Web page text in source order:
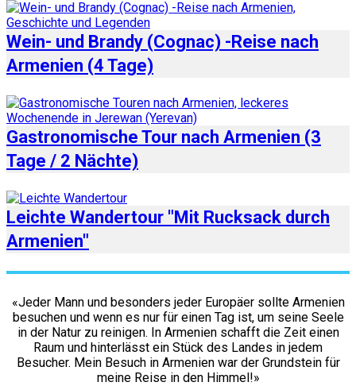
Wein- und Brandy (Cognac) -Reise nach
Armenien (4 Tage)
Gastronomische Tour nach Armenien (3
Tage / 2 Nächte)
Leichte Wandertour "Mit Rucksack durch
Armenien"
«Jeder Mann und besonders jeder Europäer sollte Armenien
besuchen und wenn es nur für einen Tag ist, um seine Seele
in der Natur zu reinigen. In Armenien schafft die Zeit einen
Raum und hinterlässt ein Stück des Landes in jedem
Besucher. Mein Besuch in Armenien war der Grundstein für
meine Reise in den Himmel!»